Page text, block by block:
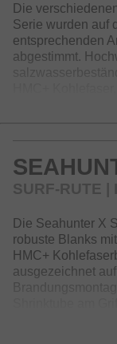
Die
Serie wurden auf
entsprechenden
abgestimmt.
HMC+
Ruten zu einem
SURF-RUTE |
Die Seahunter X
robuste Blanks
HMC+
ausgezeichnet
Shrinktube am